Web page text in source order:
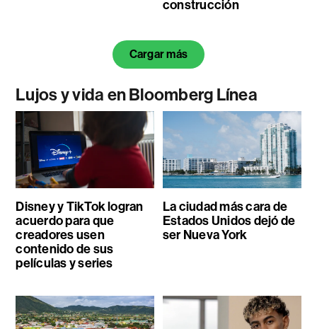
construcción
Cargar más
Lujos y vida en Bloomberg Línea
Disney y TikTok logran
acuerdo para que
creadores usen
contenido de sus
películas y series
La ciudad más cara de
Estados Unidos dejó de
ser Nueva York